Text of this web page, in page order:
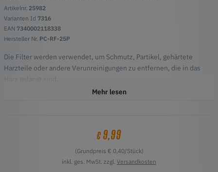
Artikelnr. 25982
Varianten Id 7316
EAN 7340002118338
Hersteller Nr. PC-RF-25P
Die Filter werden verwendet, um Schmutz, Partikel, gehärtete
Harzteile oder andere Verunreinigungen zu entfernen, die in das
Harz gelangt sind.
Mehr lesen
€9,99
(Grundpreis € 0,40/Stück)
inkl. ges. MwSt. zzgl. Versandkosten